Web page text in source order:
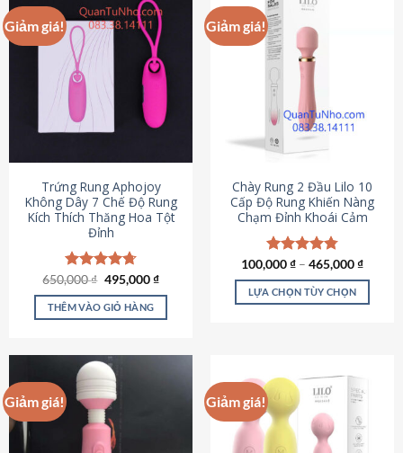
Giảm giá!
Trứng Rung Aphojoy
Không Dây 7 Chế Độ Rung
Kích Thích Thăng Hoa Tột
Đỉnh
Được xếp
hạng4.72
5 sao
650,000₫ Giá
là:
650,000 ₫.
495,000₫Giá
tại
495,000 ₫.
THÊM VÀO GIỎ HÀNG
Giảm giá!
Chày Rung 2 Đầu Lilo 10
Cấp Độ Rung Khiến Nàng
Chạm Đỉnh Khoái Cảm
Được xếp
hạng4.80
5 sao
100,000₫ – 465,000₫
LỰA CHỌN TÙY CHỌN
nhiều
biến
thể.
Các
Giảm giá! Giảm giá!